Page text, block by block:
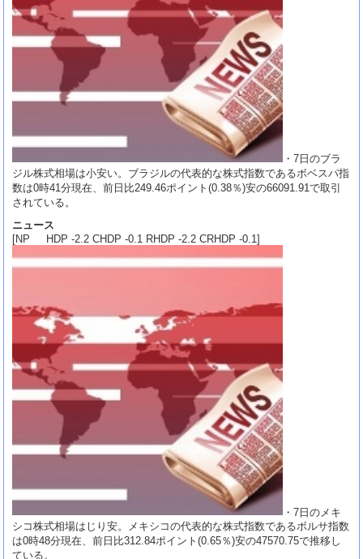
・7日のブラ
ジル株式相場は小安い。ブラジルの代表的な株式指数であるボベスパ指
数は0時41分現在、前日比249.46ポイント(0.38％)安の66091.91で取引
されている。
ニュース
[NP HDP -2.2 CHDP -0.1 RHDP -2.2 CRHDP -0.1]
・7日のメキ
シコ株式相場はじり安。メキシコの代表的な株式指数であるボルサ指数
は0時48分現在、前日比312.84ポイント(0.65％)安の47570.75で推移し
ている。